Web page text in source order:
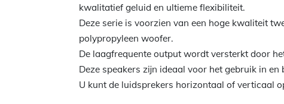
kwalitatief geluid en ultieme flexibiliteit.
Deze serie is voorzien van een hoge kwaliteit
polypropyleen woofer.
De laagfrequente output wordt versterkt door
Deze speakers zijn ideaal voor het gebruik in
U kunt de luidsprekers horizontaal of verticaal